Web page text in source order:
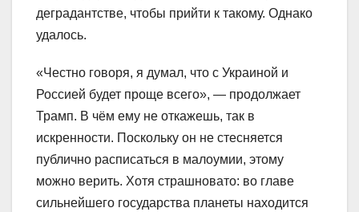
деградантстве, чтобы прийти к такому. Однако
удалось.
«Честно говоря, я думал, что с Украиной и
Россией будет проще всего», — продолжает
Трамп. В чём ему не откажешь, так в
искренности. Поскольку он не стесняется
публично расписаться в малоумии, этому
можно верить. Хотя страшновато: во главе
сильнейшего государства планеты находится